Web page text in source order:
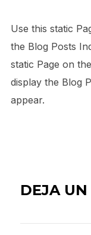
Use this static
the Blog Posts
static Page on
display the Blog
appear.
DEJA